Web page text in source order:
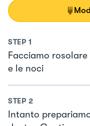
STEP 1
Facciamo
e le noci
STEP 2
Intanto